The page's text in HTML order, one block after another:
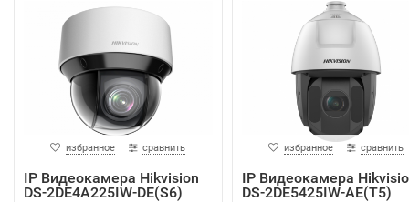
избранное сравнить
IP Видеокамера Hikvision
DS-2DE4A225IW-DE(S6)
избранное сравнить
IP Видеокамера
DS-2DE5425IW-AE(T5)